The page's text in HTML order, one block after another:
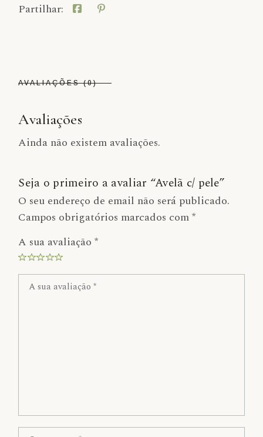
Partilhar:
AVALIAÇÕES (0)
Avaliações
Ainda não existem avaliações.
Seja o primeiro a avaliar “Avelã c/ pele”
O seu endereço de email não será publicado.
Campos obrigatórios marcados com*
A sua avaliação*